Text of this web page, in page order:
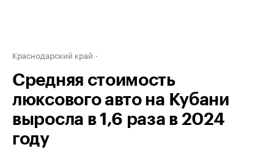
Краснодарский край
Средняя стоимость
люксового авто на Кубани
выросла в 1,6 раза в 2024
году